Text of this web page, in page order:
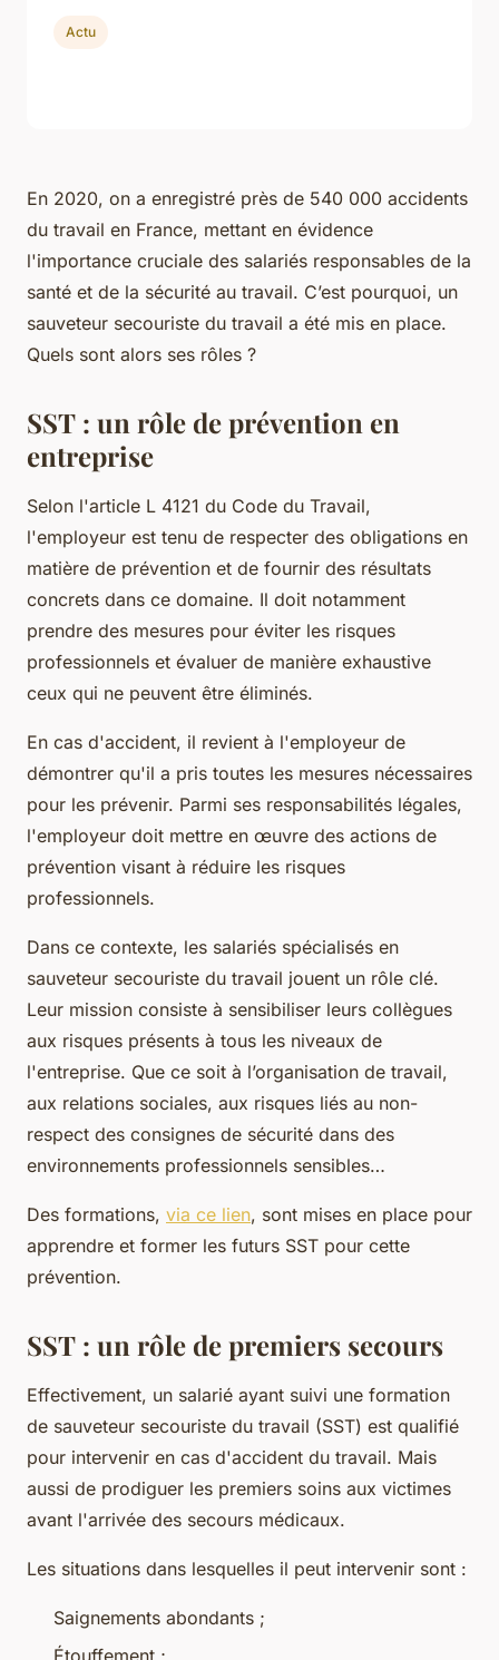
En 2020, on a enregistré près de 540 000 accidents
du travail en France, mettant en évidence
l'importance cruciale des salariés responsables de la
santé et de la sécurité au travail. C’est pourquoi, un
sauveteur secouriste du travail a été mis en place.
Quels sont alors ses rôles ?
SST : un rôle de prévention en
entreprise
Selon l'article L 4121 du Code du Travail,
l'employeur est tenu de respecter des obligations en
matière de prévention et de fournir des résultats
concrets dans ce domaine. Il doit notamment
prendre des mesures pour éviter les risques
professionnels et évaluer de manière exhaustive
ceux qui ne peuvent être éliminés.
En cas d'accident, il revient à l'employeur de
démontrer qu'il a pris toutes les mesures nécessaires
pour les prévenir. Parmi ses responsabilités légales,
l'employeur doit mettre en œuvre des actions de
prévention visant à réduire les risques
professionnels.
Dans ce contexte, les salariés spécialisés en
sauveteur secouriste du travail jouent un rôle clé.
Leur mission consiste à sensibiliser leurs collègues
aux risques présents à tous les niveaux de
l'entreprise. Que ce soit à l’organisation de travail,
aux relations sociales, aux risques liés au non-
respect des consignes de sécurité dans des
environnements professionnels sensibles…
Des formations, via ce lien, sont mises en place pour
apprendre et former les futurs SST pour cette
prévention.
SST : un rôle de premiers secours
Effectivement, un salarié ayant suivi une formation
de sauveteur secouriste du travail (SST) est qualifié
pour intervenir en cas d'accident du travail. Mais
aussi de prodiguer les premiers soins aux victimes
avant l'arrivée des secours médicaux.
Les situations dans lesquelles il peut intervenir sont :
Saignements abondants ;
Actu